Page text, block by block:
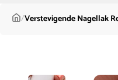
/Verstevigende Nagellak